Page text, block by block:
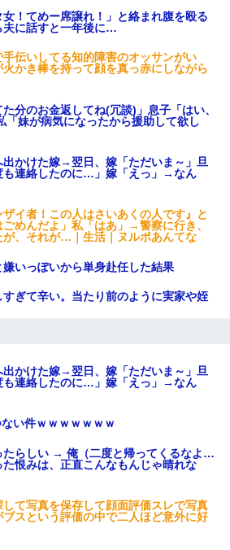
金庫
『そ
けて
「泥
」結
なん
「」
ワロ
鳴ら
ラク
てこ
治験
画像
たタ
、す
ｗｗ
氏、
で走
り悲
！てめー席譲れ！」と絡まれ腹を殴る
夫に話すと一年後に…
伝いしてる知的障害のオッサンがい
かき棒を持って顔を真っ赤にしながら
た分のお金返してね(冗談)」息子「はい、
妹が病気になったから援助して欲し
出かけた嫁→翌日、嫁「ただいま～」旦
も連絡したのに…」嫁「えっ」→なん
イ者！この人はさいあくの人です』と
めんだよ」私「はあ」→警察に行き、
が、それが…｜生活｜ヌルポあんてな
嫌いっぽいから単身赴任した結果
ぎて辛い。当たり前のように実家や姪
出かけた嫁→翌日、嫁「ただいま～」旦
も連絡したのに…」嫁「えっ」→なん
い件ｗｗｗｗｗｗｗ
たらしい → 俺（二度と帰ってくるなよ…
恨みは、正直こんなもんじゃ晴れな
て写真を保存して顔面評価スレで写真
スという評価の中で二人ほど意外に好